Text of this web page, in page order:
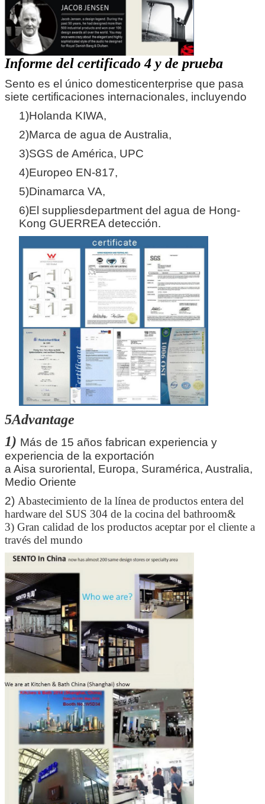
PRESENTACIóN
Informe del certificado 4 y de prueba
Sento es el único domesticenterprise que pasa
siete certificaciones internacionales, incluyendo
1)Holanda KIWA,
2)Marca de agua de Australia,
3)SGS de América, UPC
4)Europeo EN-817,
5)Dinamarca VA,
6)El suppliesdepartment del agua de Hong-
Kong GUERREA detección.
5Advantage
1) Más de 15 años fabrican experiencia y
experiencia de la exportación
a Aisa suroriental, Europa, Suramérica, Australia,
Medio Oriente
2) Abastecimiento de la línea de productos entera del
hardware del SUS 304 de la cocina del bathroom&
3) Gran calidad de los productos aceptar por el cliente a
través del mundo